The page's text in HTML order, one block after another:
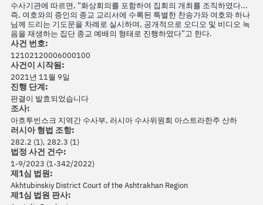
수사기관에 따르면, “화상회의를 포함하여 집회의 개최를 조직하였다...
즉, 여호와의 증인의 종교 교리서에 수록된 특별한 찬송가와 여호와 하나
님께 드리는 기도문을 차례로 실시하며, 공개적으로 오디오 및 비디오 녹
음을 재생하는 집단 종교 예배의 형태로 진행하였다”고 한다.
사건 번호:
12102120006000100
사건이 시작됨:
2021년 11월 9일
진행 단계:
판결이 발효되었습니다
조사:
아흐투빈스크 지역간 수사부, 러시아 수사위원회 아스트라한주 산하
러시아 형법 조항:
282.2 (1), 282.3 (1)
법정 사건 건수:
1-9/2023 (1-342/2022)
제1심 법원:
Akhtubinskiy District Court of the Ashtrakhan Region
제1심 법원 판사: